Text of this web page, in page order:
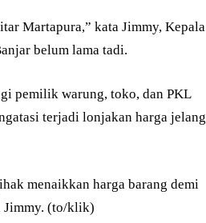
Martapura,” kata Jimmy, Kepala
belum lama tadi.
pemilik warung, toko, dan PKL
terjadi lonjakan harga jelang
menaikkan harga barang demi
Jimmy. (to/klik)